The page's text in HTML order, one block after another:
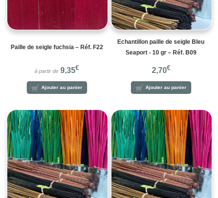
Paille de seigle fuchsia – Réf. F22
à partir de 9,35€
Ajouter au panier
Echantillon paille de seigle Bleu
Seaport - 10 gr – Réf. B09
2,70€
Ajouter au panier